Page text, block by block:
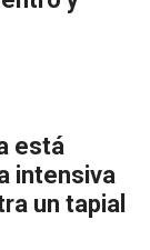
está
intensiva
un tapial